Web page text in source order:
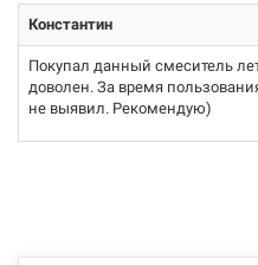
656 грн
Константин
Покупал данный смеситель
доволен. За время
не выявил. Рекомендую)